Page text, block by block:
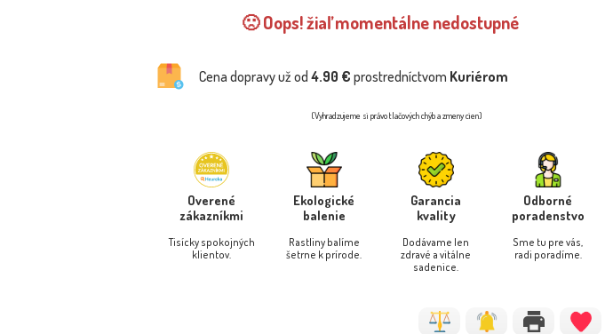
🙁 Oops! žiaľ momentálne nedostupné
Cena dopravy už od4.90 € prostredníctvom Kuriérom
(Vyhradzujeme si právo tlačových chýb a zmeny cien)
Overené
zákazníkmi
Tisícky spokojných
klientov.
Ekologické
balenie
Rastliny balíme
šetrne k prírode.
Garancia
kvality
Dodávame len
zdravé a vitálne
sadenice.
Odborné
poradenstvo
Sme tu pre vás,
radi poradíme.